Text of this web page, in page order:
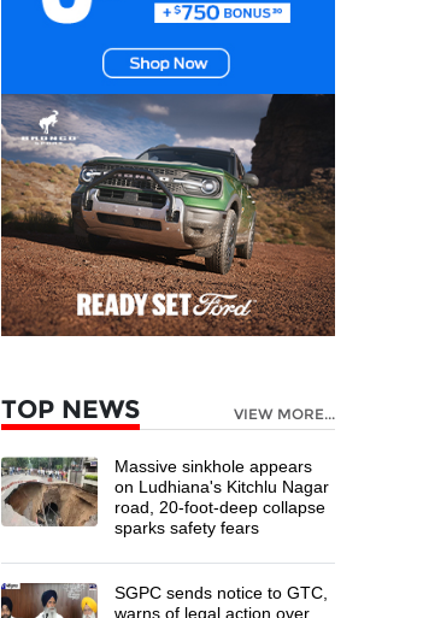
TOP NEWS VIEW MORE...
Massive sinkhole appears
on Ludhiana's Kitchlu Nagar
road, 20-foot-deep collapse
sparks safety fears
SGPC sends notice to GTC,
warns of legal action over